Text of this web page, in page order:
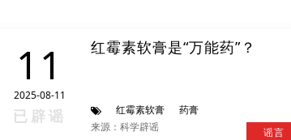
11
2025-08-11
已辟谣
红霉素软膏是“万能药”？
红霉素软膏
药膏
来源：科学辟谣
谣言